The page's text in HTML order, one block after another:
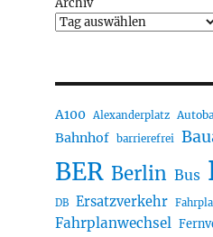
Archiv
A100 Alexanderplatz
Bahnhof barrierefrei
BER Berlin Bus
DB Ersatzverkehr
Fahrplanwechsel